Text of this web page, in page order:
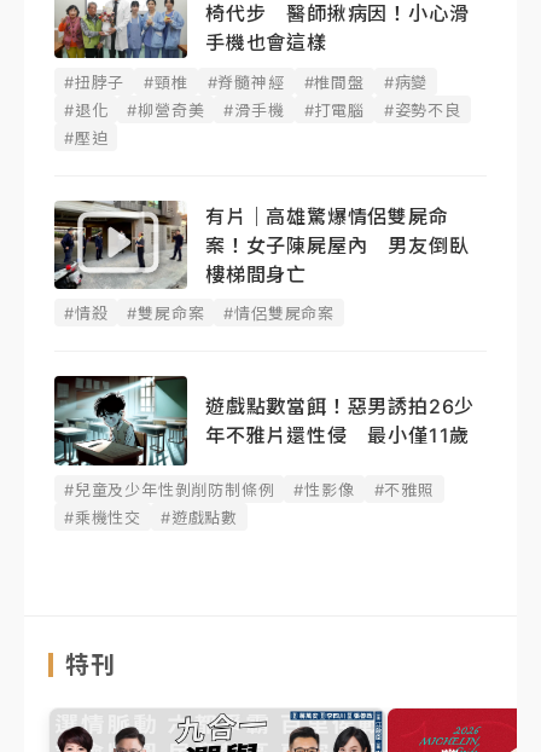
椅代步 醫師揪病因！小心滑
手機也會這樣
#扭脖子 #頸椎 #脊髓神經 #椎間盤
#病變
#退化
#柳營奇美 #滑手機 #打電腦
#姿勢不良
#壓迫
有片｜高雄驚爆情侶雙屍命
案！女子陳屍屋內 男友倒臥
樓梯間身亡
#情殺 #雙屍命案 #情侶雙屍命案
遊戲點數當餌！惡男誘拍26少
年不雅片還性侵 最小僅11歲
#兒童及少年性剝削防制條例 #性影像
#不雅照
#乘機性交
#遊戲點數
特刊